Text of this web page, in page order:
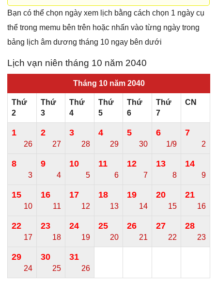
Bạn có thể chọn ngày xem lịch bằng cách chọn 1 ngày cụ
thể trong memu bên trên hoặc nhấn vào từng ngày trong
bảng lịch âm dương tháng 10 ngay bên dưới
Lịch vạn niên tháng 10 năm 2040
Tháng 10 năm 2040
Thứ
2
Thứ
3
Thứ
4
Thứ
5
Thứ
6
Thứ
7
CN
1
26
2
27
3
28
4
29
5
30
6
1/9
7
2
8
3
9
4
10
5
11
6
12
7
13
8
14
9
15
10
16
11
17
12
18
13
19
14
20
15
21
16
22
17
23
18
24
19
25
20
26
21
27
22
28
23
29
24
30
25
31
26